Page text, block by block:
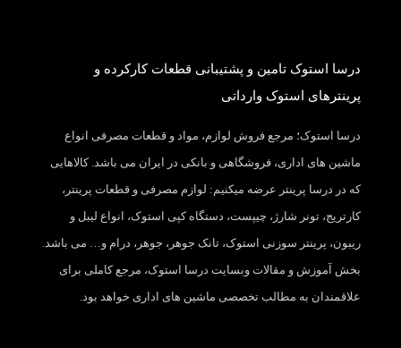
درسا استوک تامین و پشتیبانی قطعات کارکرده و
پرینترهای استوک وارداتی
درسا استوک؛ مرجع فروش لوازم، مواد و قطعات مصرفی انواع
ماشین های اداری، فروشگاهی و بانکی در ایران می باشد. کالاهایی
که در درسا پرینتر عرضه میکنیم: لوازم مصرفی و قطعات پرینتر،
کارتریج، تونر شارژ، چیپست، دستگاه کپی استوک، انواع لیبل و
ریبون، پرینتر سوزنی استوک، تانک جوهر، جوهر، درام و… می باشد.
بخش آموزش و مقالات وبسایت درسا استوک، مرجع کاملی برای
علاقمندان به مطالب تخصصی ماشین های اداری خواهد بود.